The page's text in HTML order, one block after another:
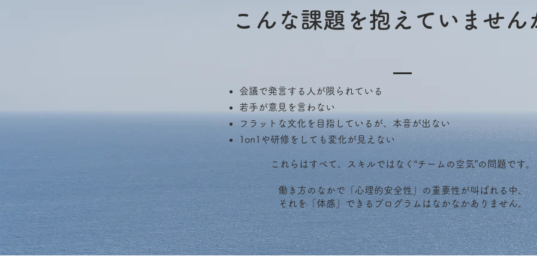
こんな課題を抱えていません
会議で発言する人が限られている
若手が意見を言わない
フラットな文化を目指しているが、本音が出ない
1on1や研修をしても変化が見えない
これらはすべて、スキルではなく“チームの空気”の問題です。
働き方のなかで「心理的安全性」の重要性が叫ばれる中、
それを「体感」できるプログラムはなかなかありません。